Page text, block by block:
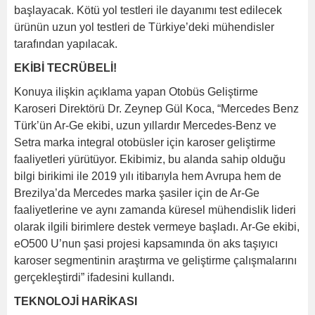
başlayacak. Kötü yol testleri ile dayanımı test edilecek
ürünün uzun yol testleri de Türkiye’deki mühendisler
tarafından yapılacak.
EKİBİ TECRÜBELİ!
Konuya ilişkin açıklama yapan Otobüs Geliştirme
Karoseri Direktörü Dr. Zeynep Gül Koca, “Mercedes Benz
Türk’ün Ar-Ge ekibi, uzun yıllardır Mercedes-Benz ve
Setra marka integral otobüsler için karoser geliştirme
faaliyetleri yürütüyor. Ekibimiz, bu alanda sahip olduğu
bilgi birikimi ile 2019 yılı itibarıyla hem Avrupa hem de
Brezilya’da Mercedes marka şasiler için de Ar-Ge
faaliyetlerine ve aynı zamanda küresel mühendislik lideri
olarak ilgili birimlere destek vermeye başladı. Ar-Ge ekibi,
eO500 U’nun şasi projesi kapsamında ön aks taşıyıcı
karoser segmentinin araştırma ve geliştirme çalışmalarını
gerçekleştirdi” ifadesini kullandı.
TEKNOLOJİ HARİKASI